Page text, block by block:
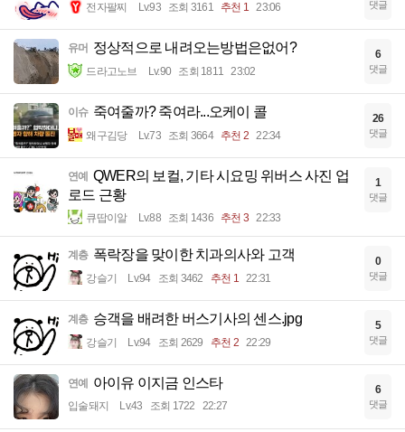
전자팔찌 Lv.93 조회 3161 추천 1 23:06 댓글
유머 정상적으로 내려오는방법은없어?
드라고노브 Lv.90 조회 1811 23:02
6
댓글
이슈 죽여줄까? 죽여라...오케이 콜
왜구김당 Lv.73 조회 3664 추천 2 22:34
26
댓글
연예 QWER의 보컬, 기타 시요밍 위버스 사진 업
로드 근황
큐땁이알 Lv.88 조회 1436 추천 3 22:33
1
댓글
계층 폭락장을 맞이한 치과의사와 고객
강슬기 Lv.94 조회 3462 추천 1 22:31
0
댓글
계층 승객을 배려한 버스기사의 센스.jpg
강슬기 Lv.94 조회 2629 추천 2 22:29
5
댓글
연예 아이유 이지금 인스타
입술돼지 Lv.43 조회 1722 22:27
6
댓글